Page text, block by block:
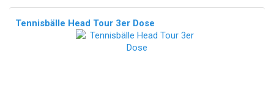
Tennisbälle Head Tour 3er Dose